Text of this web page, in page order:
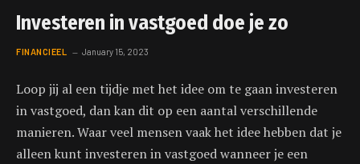
Investeren in vastgoed doe je zo
FINANCIEEL January 15, 2023
Loop jij al een tijdje met het idee om te gaan investeren
in vastgoed, dan kan dit op een aantal verschillende
manieren. Waar veel mensen vaak het idee hebben dat je
alleen kunt investeren in vastgoed wanneer je een